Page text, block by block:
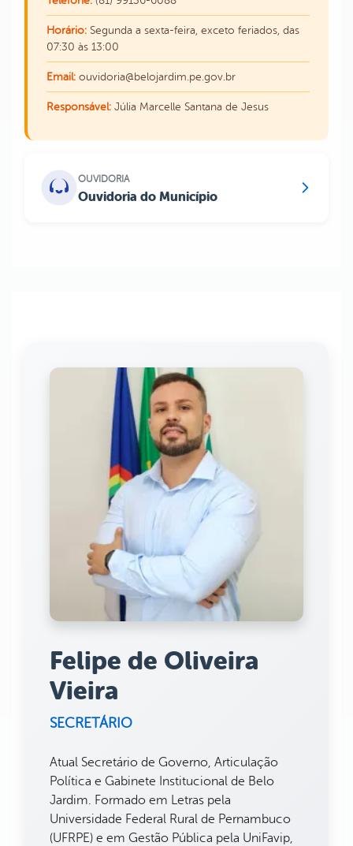
Horário: Segunda a sexta-feira, exceto feriados, das
07:30 às 13:00
Email: ouvidoria@belojardim.pe.gov.br
Responsável: Júlia Marcelle Santana de Jesus
OUVIDORIA
Ouvidoria do Município
Felipe de Oliveira
Vieira
SECRETÁRIO
Atual Secretário de Governo, Articulação
Política e Gabinete Institucional de Belo
Jardim. Formado em Letras pela
Universidade Federal Rural de Pernambuco
(UFRPE) e em Gestão Pública pela UniFavip,